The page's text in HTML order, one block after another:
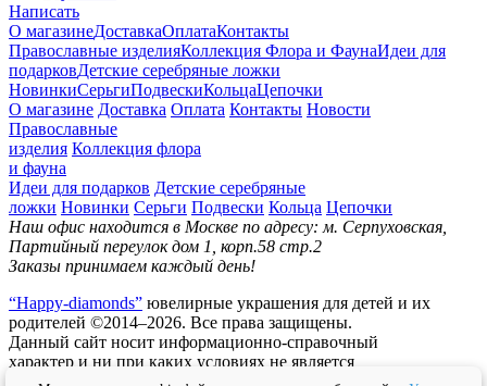
Написать
О магазинеДоставкаОплатаКонтакты
Православные изделияКоллекция Флора и ФаунаИдеи для
подарковДетские серебряные ложки
НовинкиСерьгиПодвескиКольцаЦепочки
О магазине Доставка Оплата Контакты Новости
Православные
изделия Коллекция флора
и фауна
Идеи для подарков Детские серебряные
ложки Новинки Серьги Подвески Кольца Цепочки
Наш офис находится в Москве по адресу: м. Серпуховская,
Партийный переулок дом 1, корп.58 стр.2
Заказы принимаем каждый день!
“Happy-diamonds” ювелирные украшения для детей и их
родителей ©2014–2026. Все права защищены.
Данный сайт носит информационно-справочный
характер и ни при каких условиях не является
публичной офертой.